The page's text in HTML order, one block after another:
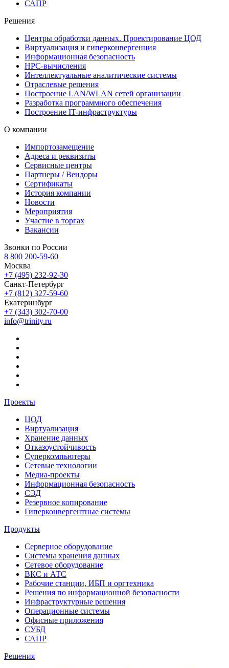
САПР
Решения
Центры обработки данных. Проектирование ЦОД
Виртуализация и гиперконвергенция
Информационная безопасность
HPC-вычисления
Интеллектуальные аналитические системы
Отраслевые решения
Построение LAN/WLAN сетей организации
Разработка программного обеспечения
Построение IT-инфраструктуры
О компании
Импортозамещение
Адреса и реквизиты
Сервисные центры
Партнеры / Вендоры
Сертификаты
История компании
Новости
Мероприятия
Участие в торгах
Вакансии
Звонки по России
8 800 200-59-60
Москва
+7 (495) 232-92-30
Санкт-Петербург
+7 (812) 327-59-60
Екатеринбург
+7 (343) 302-70-00
info@trinity.ru
Проекты
ЦОД
Виртуализация
Хранение данных
Отказоустойчивость
Суперкомпьютеры
Сетевые технологии
Медиа-проекты
Информационная безопасность
СЭД
Резервное копирование
Гиперконвергентные системы
Продукты
Серверное оборудование
Системы хранения данных
Сетевое оборудование
ВКС и АТС
Рабочие станции, ИБП и оргтехника
Решения по информационной безопасности
Инфраструктурные решения
Операционные системы
Офисные приложения
СУБД
САПР
Решения